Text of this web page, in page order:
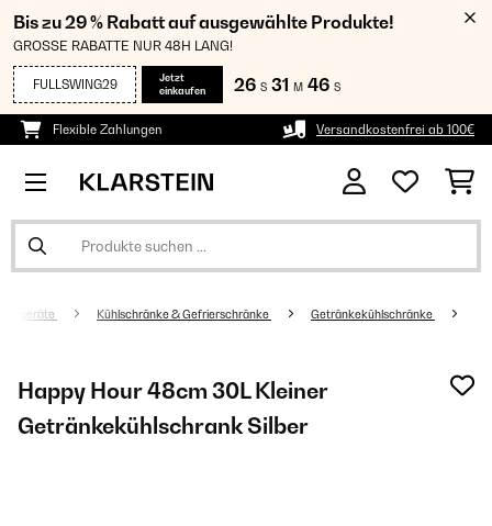
Bis zu 29 % Rabatt auf ausgewählte Produkte!
GROSSE RABATTE NUR 48H LANG!
FULLSWING29
Jetzt
einkaufen
26 S 31 M 45 S
Flexible Zahlungen Versandkostenfrei ab 100€
Kühlschränke & Gefrierschränke Getränkekühlschränke
Happy Hour 48cm 30L Kleiner
Getränkekühlschrank Silber